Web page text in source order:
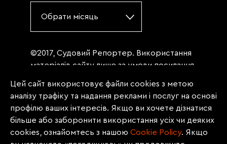
Обрати місяць
©2017, Судовий Репортер. Використання
матеріалів сайту лише за умови посилання
«Судовий репортер» не нижче третього
абзацу. Матеріали, щодо яких міститься
заборона на повну републікацію
(передрук, копіювання, відтворення або
інше використання), заборонено
Цей сайт використовує файли cookies з метою
аналізу трафіку та надання реклами і послуг на основі
профілю ваших інтересів. Якщо ви хочете дізнатися
більше або заборонити використання усіх чи деяких
cookies, ознайомтесь з нашою Сookie Policy. Якщо